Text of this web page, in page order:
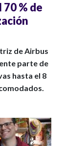
% de
de Airbus
parte de
hasta el 8